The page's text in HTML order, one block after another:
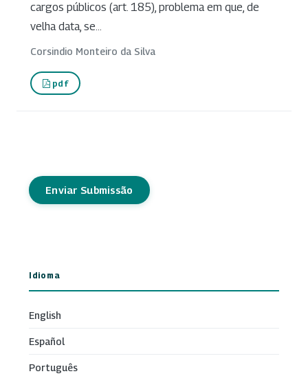
cargos públicos (art. 185), problema em que, de
velha data, se...
Corsindio Monteiro da Silva
pdf
Enviar Submissão
Idioma
English
Español
Português